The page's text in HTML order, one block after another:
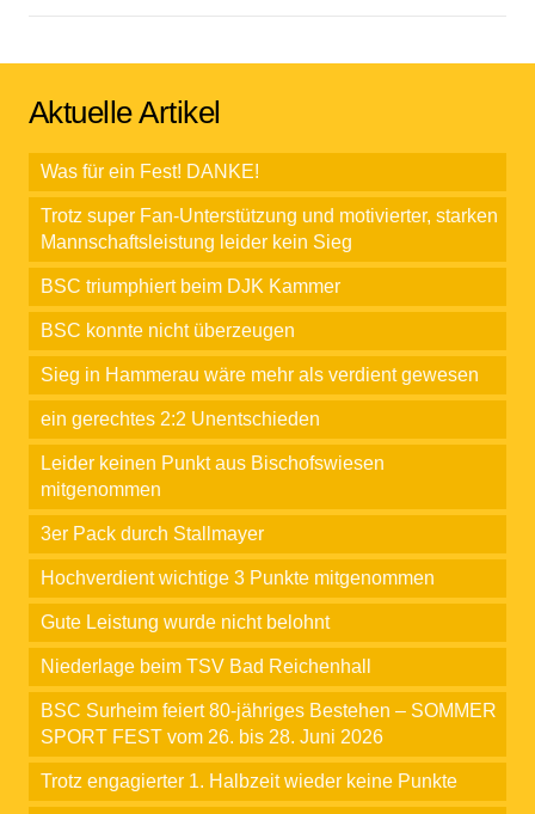
Aktuelle Artikel
Was für ein Fest! DANKE!
Trotz super Fan-Unterstützung und motivierter, starken
Mannschaftsleistung leider kein Sieg
BSC triumphiert beim DJK Kammer
BSC konnte nicht überzeugen
Sieg in Hammerau wäre mehr als verdient gewesen
ein gerechtes 2:2 Unentschieden
Leider keinen Punkt aus Bischofswiesen
mitgenommen
3er Pack durch Stallmayer
Hochverdient wichtige 3 Punkte mitgenommen
Gute Leistung wurde nicht belohnt
Niederlage beim TSV Bad Reichenhall
BSC Surheim feiert 80-jähriges Bestehen – SOMMER
SPORT FEST vom 26. bis 28. Juni 2026
Trotz engagierter 1. Halbzeit wieder keine Punkte